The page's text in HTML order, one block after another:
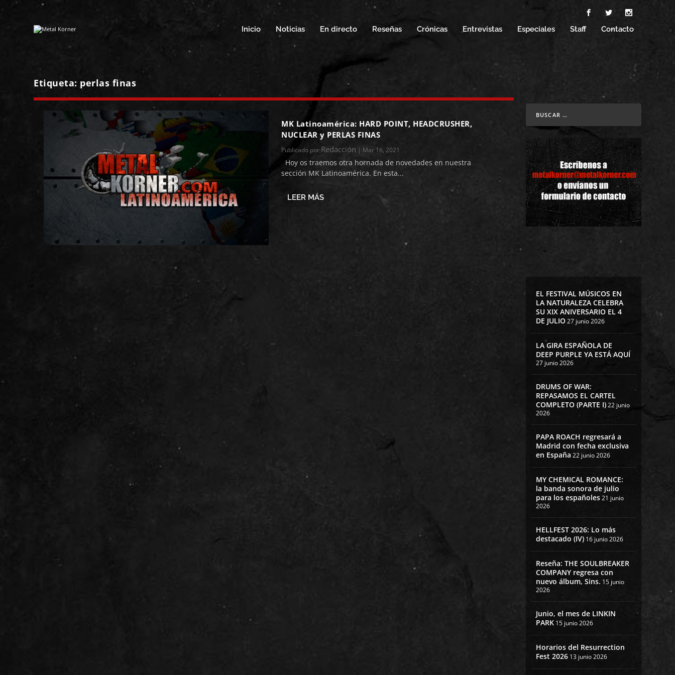
Inicio Noticias En directo Reseñas Crónicas Entrevistas Especiales Staff Contacto
Etiqueta: perlas finas
MK Latinoamérica: HARD POINT, HEADCRUSHER,
NUCLEAR y PERLAS FINAS
Publicado por Redacción | Mar 16, 2021
Hoy os traemos otra hornada de novedades en nuestra
sección MK Latinoamérica. En esta...
LEER MÁS
EL FESTIVAL MÚSICOS EN
LA NATURALEZA CELEBRA
SU XIX ANIVERSARIO EL 4
DE JULIO27 junio 2026
LA GIRA ESPAÑOLA DE
DEEP PURPLE YA ESTÁ AQUÍ
27 junio 2026
DRUMS OF WAR:
REPASAMOS EL CARTEL
COMPLETO (PARTE I)22 junio
2026
PAPA ROACH regresará a
Madrid con fecha exclusiva
en España 22 junio 2026
MY CHEMICAL ROMANCE:
la banda sonora de julio
para los españoles21 junio
2026
HELLFEST 2026: Lo más
destacado (IV) 16 junio 2026
Reseña: THE SOULBREAKER
COMPANY regresa con
nuevo álbum, Sins. 15 junio
2026
Junio, el mes de LINKIN
PARK 15 junio 2026
Horarios del Resurrection
Fest 2026 13 junio 2026